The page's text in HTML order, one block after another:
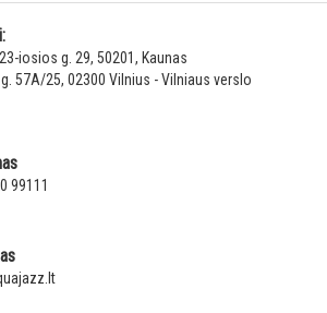
iosios g. 29, 50201, Kaunas
57A/25, 02300 Vilnius - Vilniaus verslo
99111